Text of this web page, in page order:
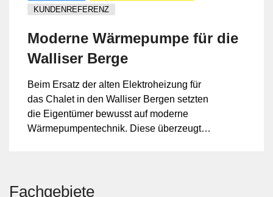
KUNDENREFERENZ
Moderne Wärmepumpe für die
Walliser Berge
Beim Ersatz der alten Elektroheizung für
das Chalet in den Walliser Bergen setzten
die Eigentümer bewusst auf moderne
Wärmepumpentechnik. Diese überzeugt
idyllische Umgebung ein.
Fachgebiete